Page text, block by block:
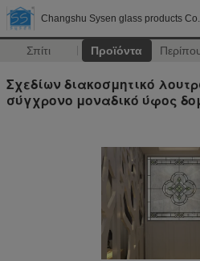
Changshu Sysen glass products
Σπίτι Προϊόντα
Σχεδίων διακοσμητικό
σύγχρονο μοναδικό ύφος